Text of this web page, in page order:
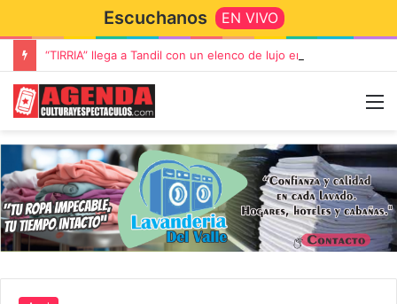
Escuchanos EN VIVO